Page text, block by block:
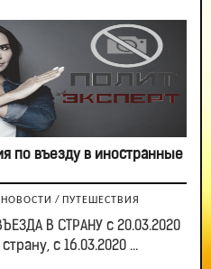
по въезду в иностранные
/ ПУТЕШЕСТВИЯ
В СТРАНУ с 20.03.2020
с 16.03.2020 ...